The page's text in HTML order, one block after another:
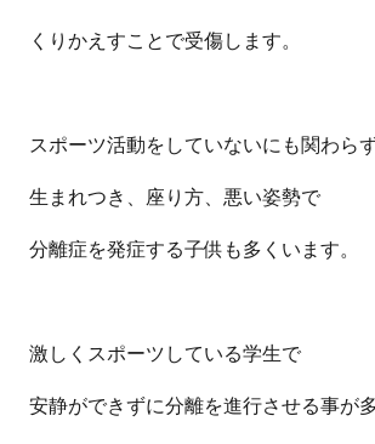
くりかえすことで受傷します。
スポーツ活動をしていないにも関わら
生まれつき、座り方、悪い姿勢で
分離症を発症する子供も多くいます。
激しくスポーツしている学生で
安静ができずに分離を進行させる事が多